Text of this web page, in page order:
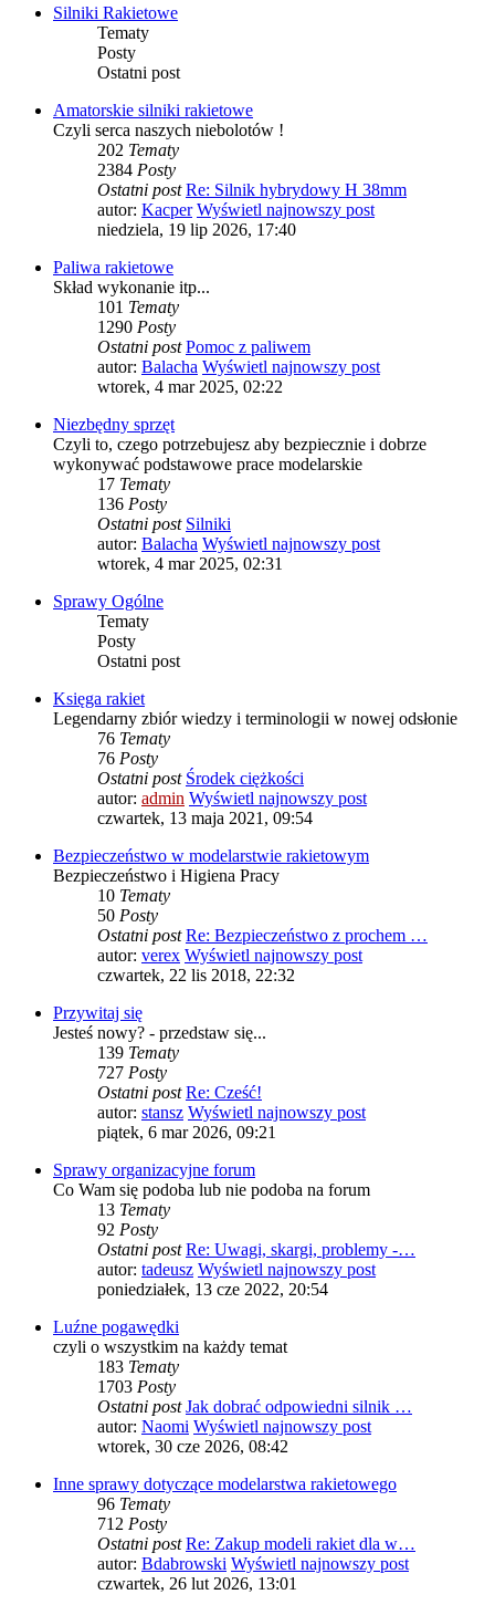
Silniki Rakietowe
Tematy
Posty
Ostatni post
Amatorskie silniki rakietowe
Czyli serca naszych niebolotów !
202 Tematy
2384 Posty
Ostatni post Re: Silnik hybrydowy H 38mm
autor: Kacper Wyświetl najnowszy post
niedziela, 19 lip 2026, 17:40
Paliwa rakietowe
Skład wykonanie itp...
101 Tematy
1290 Posty
Ostatni post Pomoc z paliwem
autor: Balacha Wyświetl najnowszy post
wtorek, 4 mar 2025, 02:22
Niezbędny sprzęt
Czyli to, czego potrzebujesz aby bezpiecznie i dobrze
wykonywać podstawowe prace modelarskie
17 Tematy
136 Posty
Ostatni post Silniki
autor: Balacha Wyświetl najnowszy post
wtorek, 4 mar 2025, 02:31
Sprawy Ogólne
Tematy
Posty
Ostatni post
Księga rakiet
Legendarny zbiór wiedzy i terminologii w nowej odsłonie
76 Tematy
76 Posty
Ostatni post Środek ciężkości
autor: admin Wyświetl najnowszy post
czwartek, 13 maja 2021, 09:54
Bezpieczeństwo w modelarstwie rakietowym
Bezpieczeństwo i Higiena Pracy
10 Tematy
50 Posty
Ostatni post Re: Bezpieczeństwo z prochem …
autor: verex Wyświetl najnowszy post
czwartek, 22 lis 2018, 22:32
Przywitaj się
Jesteś nowy? - przedstaw się...
139 Tematy
727 Posty
Ostatni post Re: Cześć!
autor: stansz Wyświetl najnowszy post
piątek, 6 mar 2026, 09:21
Sprawy organizacyjne forum
Co Wam się podoba lub nie podoba na forum
13 Tematy
92 Posty
Ostatni post Re: Uwagi, skargi, problemy -…
autor: tadeusz Wyświetl najnowszy post
poniedziałek, 13 cze 2022, 20:54
Luźne pogawędki
czyli o wszystkim na każdy temat
183 Tematy
1703 Posty
Ostatni post Jak dobrać odpowiedni silnik …
autor: Naomi Wyświetl najnowszy post
wtorek, 30 cze 2026, 08:42
Inne sprawy dotyczące modelarstwa rakietowego
96 Tematy
712 Posty
Ostatni post Re: Zakup modeli rakiet dla w…
autor: Bdabrowski Wyświetl najnowszy post
czwartek, 26 lut 2026, 13:01